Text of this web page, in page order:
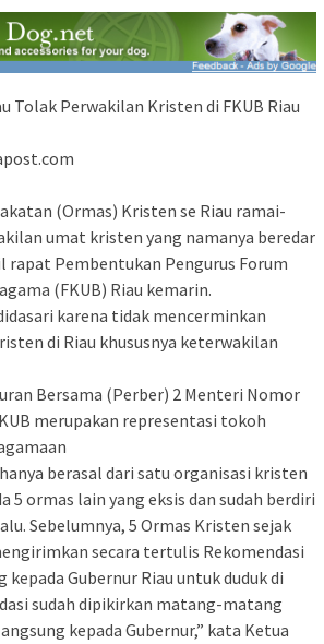
Tolak Perwakilan Kristen di FKUB Riau
(Ormas) Kristen se Riau ramai-
umat kristen yang namanya beredar
rapat Pembentukan Pengurus Forum
(FKUB) Riau kemarin.
karena tidak mencerminkan
di Riau khususnya keterwakilan
Bersama (Perber) 2 Menteri Nomor
merupakan representasi tokoh
berasal dari satu organisasi kristen
5 ormas lain yang eksis dan sudah berdiri
Sebelumnya, 5 Ormas Kristen sejak
secara tertulis Rekomendasi
kepada Gubernur Riau untuk duduk di
sudah dipikirkan matang-matang
kepada Gubernur,” kata Ketua